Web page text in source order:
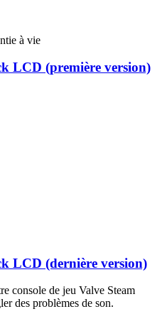
à vie
LCD (première version)
LCD (dernière version)
console de jeu Valve Steam
des problèmes de son.